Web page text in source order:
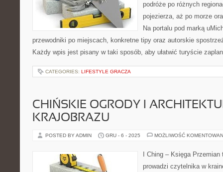
podróże po różnych
pojezierza, aż po morze
Na portalu pod marką
przewodniki po miejscach, konkretne tipy oraz autorskie
Każdy wpis jest pisany w taki sposób, aby ułatwić turyście
CATEGORIES: LIFESTYLE GRACZA
CHIŃSKIE OGRODY I
KRAJOBRAZU
POSTED BY ADMIN GRU - 6 - 2025 MOŻLIWOŚĆ
I Ching – Księga
prowadzi czytelnika w